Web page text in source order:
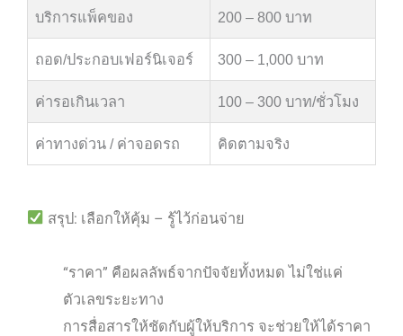
บริการแพ็คของ 200 – 800 บาท
ถอด/ประกอบเฟอร์นิเจอร์ 300 – 1,000 บาท
ค่ารอเกินเวลา 100 – 300 บาท/ชั่วโมง
ค่าทางด่วน / ค่าจอดรถ คิดตามจริง
สรุป: เลือกให้คุ้ม – รู้ไว้ก่อนจ่าย
“ราคา” คือผลลัพธ์จากปัจจัยทั้งหมด ไม่ใช่แค่
ตัวเลขระยะทาง
การสื่อสารให้ชัดกับผู้ให้บริการ จะช่วยให้ได้ราคา